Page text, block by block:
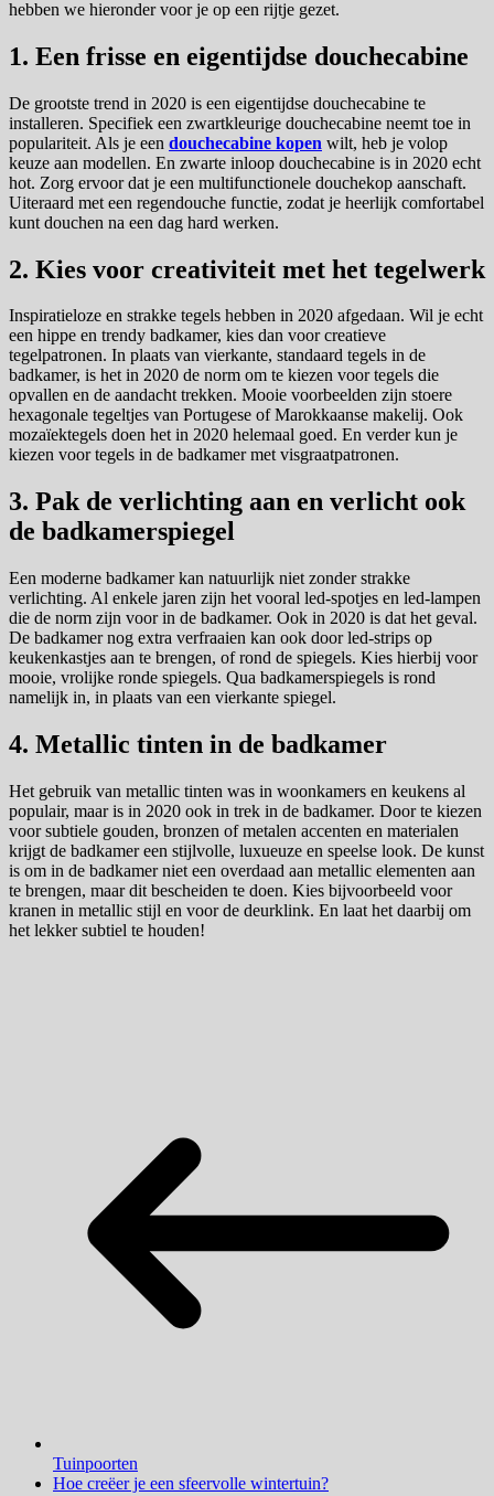
hebben we hieronder voor je op een rijtje gezet.
1. Een frisse en eigentijdse douchecabine
De grootste trend in 2020 is een eigentijdse douchecabine te
installeren. Specifiek een zwartkleurige douchecabine neemt toe in
populariteit. Als je een douchecabine kopen wilt, heb je volop
keuze aan modellen. En zwarte inloop douchecabine is in 2020 echt
hot. Zorg ervoor dat je een multifunctionele douchekop aanschaft.
Uiteraard met een regendouche functie, zodat je heerlijk comfortabel
kunt douchen na een dag hard werken.
2. Kies voor creativiteit met het tegelwerk
Inspiratieloze en strakke tegels hebben in 2020 afgedaan. Wil je echt
een hippe en trendy badkamer, kies dan voor creatieve
tegelpatronen. In plaats van vierkante, standaard tegels in de
badkamer, is het in 2020 de norm om te kiezen voor tegels die
opvallen en de aandacht trekken. Mooie voorbeelden zijn stoere
hexagonale tegeltjes van Portugese of Marokkaanse makelij. Ook
mozaïektegels doen het in 2020 helemaal goed. En verder kun je
kiezen voor tegels in de badkamer met visgraatpatronen.
3. Pak de verlichting aan en verlicht ook
de badkamerspiegel
Een moderne badkamer kan natuurlijk niet zonder strakke
verlichting. Al enkele jaren zijn het vooral led-spotjes en led-lampen
die de norm zijn voor in de badkamer. Ook in 2020 is dat het geval.
De badkamer nog extra verfraaien kan ook door led-strips op
keukenkastjes aan te brengen, of rond de spiegels. Kies hierbij voor
mooie, vrolijke ronde spiegels. Qua badkamerspiegels is rond
namelijk in, in plaats van een vierkante spiegel.
4. Metallic tinten in de badkamer
Het gebruik van metallic tinten was in woonkamers en keukens al
populair, maar is in 2020 ook in trek in de badkamer. Door te kiezen
voor subtiele gouden, bronzen of metalen accenten en materialen
krijgt de badkamer een stijlvolle, luxueuze en speelse look. De kunst
is om in de badkamer niet een overdaad aan metallic elementen aan
te brengen, maar dit bescheiden te doen. Kies bijvoorbeeld voor
kranen in metallic stijl en voor de deurklink. En laat het daarbij om
het lekker subtiel te houden!
Tuinpoorten
Hoe creëer je een sfeervolle wintertuin?